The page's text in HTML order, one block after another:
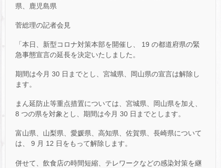
県、鹿児島県
菅総理の記者会見
「本日、新型コロナ対策本部を開催し、 19 の都道府県の緊
急事態宣言の延長を決定いたしました。
期間は今月 30 日までとし、宮城県、岡山県の宣言は解除し
ます。
まん延防止等重点措置については、宮城県、岡山県を加え、
8 つの県を対象とし、期間は今月 30 日までとします。
富山県、山梨県、愛媛県、高知県、佐賀県、長崎県について
は、 9 月 12 日をもって解除します。
併せて、飲食店の時間短縮、テレワークなどの感染対策を継